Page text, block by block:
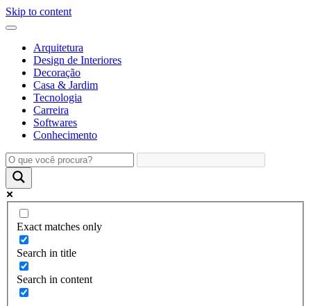
Skip to content
Arquitetura
Design de Interiores
Decoração
Casa & Jardim
Tecnologia
Carreira
Softwares
Conhecimento
Exact matches only
Search in title
Search in content